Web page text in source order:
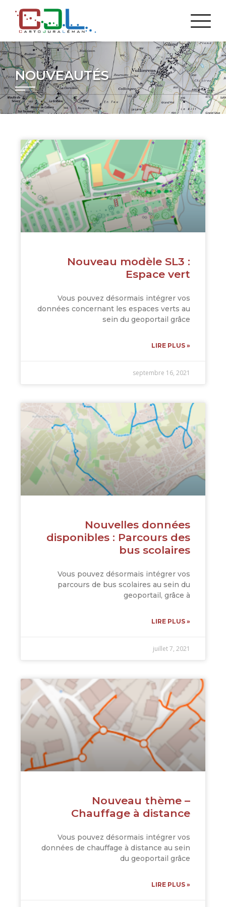
NOUVEAUTÉS
Nouveau modèle SL3 :
Espace vert
Vous pouvez désormais intégrer vos
données concernant les espaces verts au
sein du geoportail grâce
LIRE PLUS »
septembre 16, 2021
Nouvelles données
disponibles : Parcours des
bus scolaires
Vous pouvez désormais intégrer vos
parcours de bus scolaires au sein du
geoportail, grâce à
LIRE PLUS »
juillet 7, 2021
Nouveau thème –
Chauffage à distance
Vous pouvez désormais intégrer vos
données de chauffage à distance au sein
du geoportail grâce
LIRE PLUS »